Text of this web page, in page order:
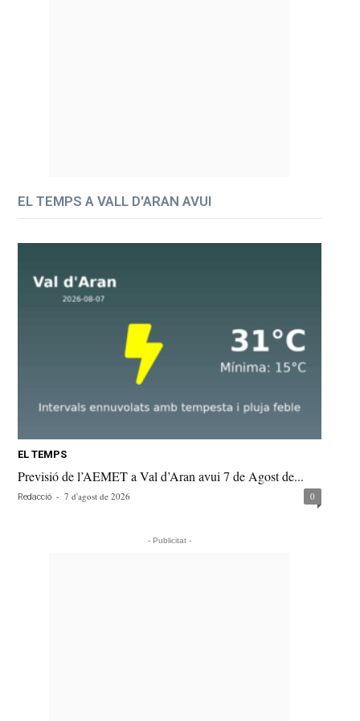
EL TEMPS A VALL D'ARAN AVUI
EL TEMPS
Previsió de l’AEMET a Val d’Aran avui 7 de Agost de...
Redacció - 7 d'agost de 2026 0
- Publicitat -